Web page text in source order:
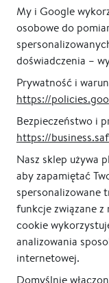
Lustro prostokątne
drewnianej ramie
40 x 150 x 5,5 cm
od 1 140,00 zł
My i Google
osobowe do
doświadczenia –
Prywatność i
https://
Bezpieczeństwo i
https://
Nasz sklep używa
aby zapamiętać
spersonalizowane
funkcje związane z
cookie
analizowania
internetowej.
Domyślnie